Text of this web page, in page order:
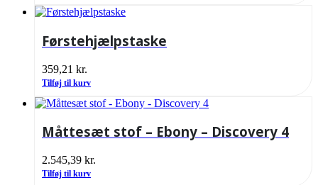
Førstehjælpstaske
359,21 kr.
Tilføj til kurv
Måttesæt stof – Ebony – Discovery 4
2.545,39 kr.
Tilføj til kurv